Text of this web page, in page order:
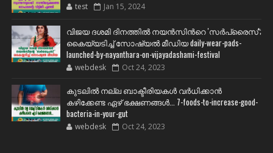
test Jan 15, 2024
വിജയ ദശമി ദിനത്തില്‍ നയന്‍സിന്‍റെ 'സര്‍പ്രൈസ്';
കൈയ്യടിച്ച് സോഷ്യല്‍ മീഡിയ daily-wear-pads-
launched-by-nayanthara-on-vijayadashami-festival
webdesk Oct 24, 2023
കുടലിൽ നല്ല ബാക്ടീരിയകൾ വര്‍ധിക്കാന്‍
കഴിക്കേണ്ട ഏഴ് ഭക്ഷണങ്ങള്‍... 7-foods-to-increase-good-
bacteria-in-your-gut
webdesk Oct 24, 2023